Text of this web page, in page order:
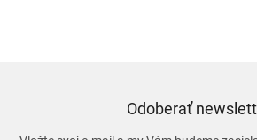
v
ý
Odoberať